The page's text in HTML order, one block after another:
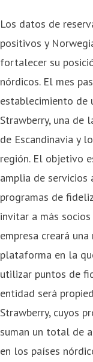
Los datos de
positivos y
fortalecer su
nórdicos. El mes
establecimiento de
Strawberry, una de
de Escandinavia y
región. El objetivo
amplia de servicios
programas de
invitar a más
empresa creará
plataforma en la
utilizar puntos de
entidad será
Strawberry, cuyos
suman un total de
en los países